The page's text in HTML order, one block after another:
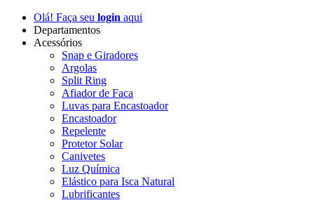
Olá! Faça seu login aqui
Departamentos
Acessórios
Snap e Giradores
Argolas
Split Ring
Afiador de Faca
Luvas para Encastoador
Encastoador
Repelente
Protetor Solar
Canivetes
Luz Química
Elástico para Isca Natural
Lubrificantes